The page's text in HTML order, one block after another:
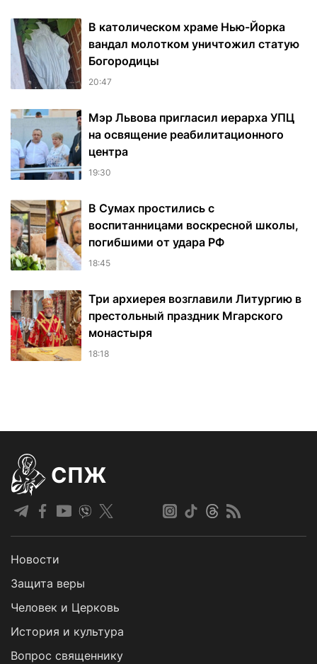
В католическом храме Нью-Йорка
вандал молотком уничтожил статую
Богородицы
20:47
Мэр Львова пригласил иерарха УПЦ
на освящение реабилитационного
центра
19:30
В Сумах простились с
воспитанницами воскресной школы,
погибшими от удара РФ
18:45
Три архиерея возглавили Литургию в
престольный праздник Мгарского
монастыря
18:18
СПЖ
Новости
Защита веры
Человек и Церковь
История и культура
Вопрос священнику